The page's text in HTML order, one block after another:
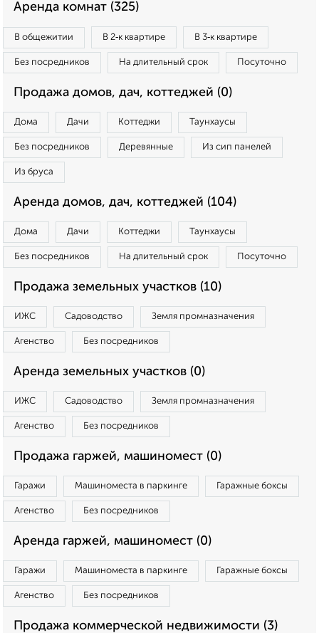
Аренда комнат (325)
В общежитии В 2‑к квартире В 3‑к квартире
Без посредников На длительный срок Посуточно
Продажа домов, дач, коттеджей (0)
Дома Дачи Коттеджи Таунхаусы
Без посредников Деревянные Из сип панелей
Из бруса
Аренда домов, дач, коттеджей (104)
Дома Дачи Коттеджи Таунхаусы
Без посредников На длительный срок Посуточно
Продажа земельных участков (10)
ИЖС Садоводство Земля промназначения
Агенство Без посредников
Аренда земельных участков (0)
ИЖС Садоводство Земля промназначения
Агенство Без посредников
Продажа гаржей, машиномест (0)
Гаражи Машиноместа в паркинге Гаражные боксы
Агенство Без посредников
Аренда гаржей, машиномест (0)
Гаражи Машиноместа в паркинге Гаражные боксы
Агенство Без посредников
Продажа коммерческой недвижимости (3)